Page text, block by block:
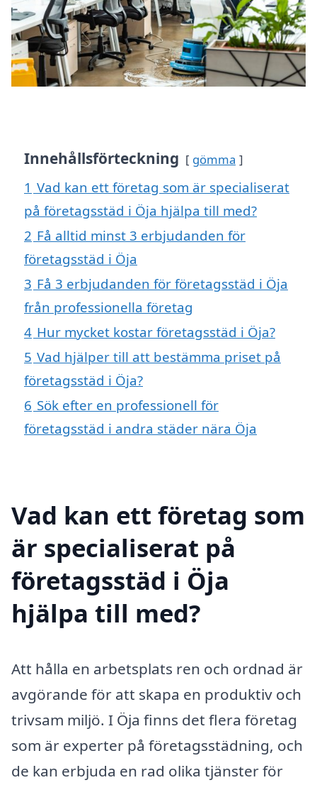
Innehållsförteckning gömma
1 Vad kan ett företag som är specialiserat
på företagsstäd i Öja hjälpa till med?
2 Få alltid minst 3 erbjudanden för
företagsstäd i Öja
3 Få 3 erbjudanden för företagsstäd i Öja
från professionella företag
4 Hur mycket kostar företagsstäd i Öja?
5 Vad hjälper till att bestämma priset på
företagsstäd i Öja?
6 Sök efter en professionell för
företagsstäd i andra städer nära Öja
Vad kan ett företag som
är specialiserat på
företagsstäd i Öja
hjälpa till med?
Att hålla en arbetsplats ren och ordnad är
avgörande för att skapa en produktiv och
trivsam miljö. I Öja finns det flera företag
som är experter på företagsstädning, och
de kan erbjuda en rad olika tjänster för